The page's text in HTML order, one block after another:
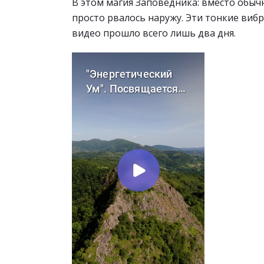
просто рвалось наружу. Эти тонкие
видео прошло всего лишь два дня.